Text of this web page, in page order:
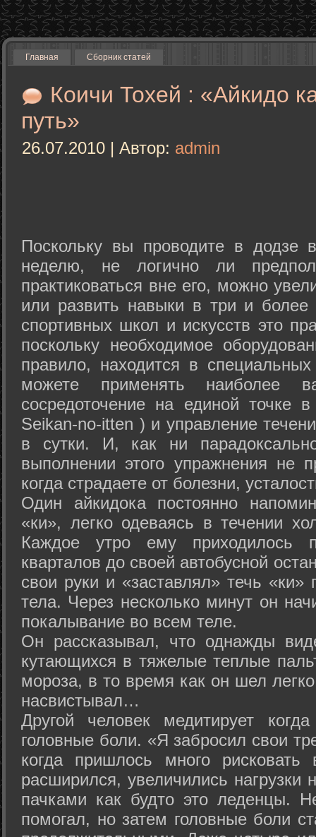
Главная Сборник статей
Коичи Тохей : «Айкидо
путь»
26.07.2010 | Автор: admin
Поскольку вы проводите в додзе
неделю, не логично ли
практиковаться вне его, можно
или развить навыки в три и
спортивных школ и искусств это
поскольку необходимое
правило, находится в
можете применять наиболее
сосредоточение на единой точке
Seikan-­no-­itten ) и управление
в сутки. И, как ни
выполнении этого упражнения не
когда страдаете от болезни,
Один айкидока постоянно
«ки», легко одеваясь в течении
Каждое утро ему приходилось
кварталов до своей автобусной
свои руки и «заставлял» течь «ки»
тела. Через несколько минут он
покалывание во всем теле.
Он рассказывал, что однажды
кутающихся в тяжелые теплые
мороза, в то время как он шел
насвистывал…
Другой человек медитирует
головные боли. «Я забросил свои
когда пришлось много
расширился, увеличились нагрузки
пачками как будто это леденцы.
помогал, но затем головные боли